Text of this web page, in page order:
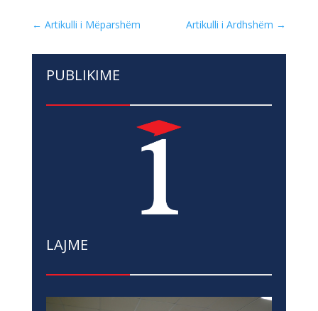
← Artikulli i Mëparshëm Artikulli i Ardhshëm →
PUBLIKIME
LAJME